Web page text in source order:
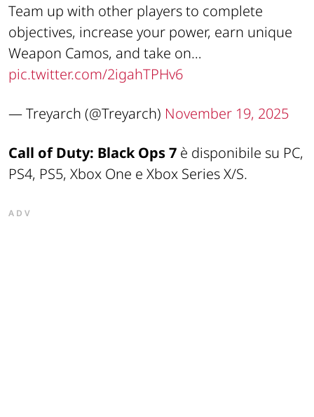
Team up with other players to complete
objectives, increase your power, earn unique
Weapon Camos, and take on…
pic.twitter.com/2igahTPHv6
— Treyarch (@Treyarch) November 19, 2025
Call of Duty: Black Ops 7 è disponibile su PC,
PS4, PS5, Xbox One e Xbox Series X/S.
ADV